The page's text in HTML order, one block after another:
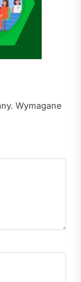
Wymagane